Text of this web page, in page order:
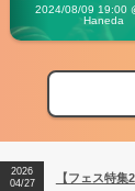
Vibes
2024/08/09 19:00
Haneda
【フェス特集
【ライブ動員
2026
04/27
【フェス特集